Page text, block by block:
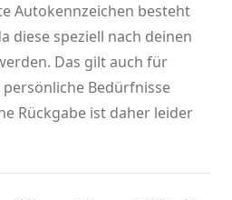
Autokennzeichen besteht
diese speziell nach deinen
Das gilt auch für
Bedürfnisse
Rückgabe ist daher leider